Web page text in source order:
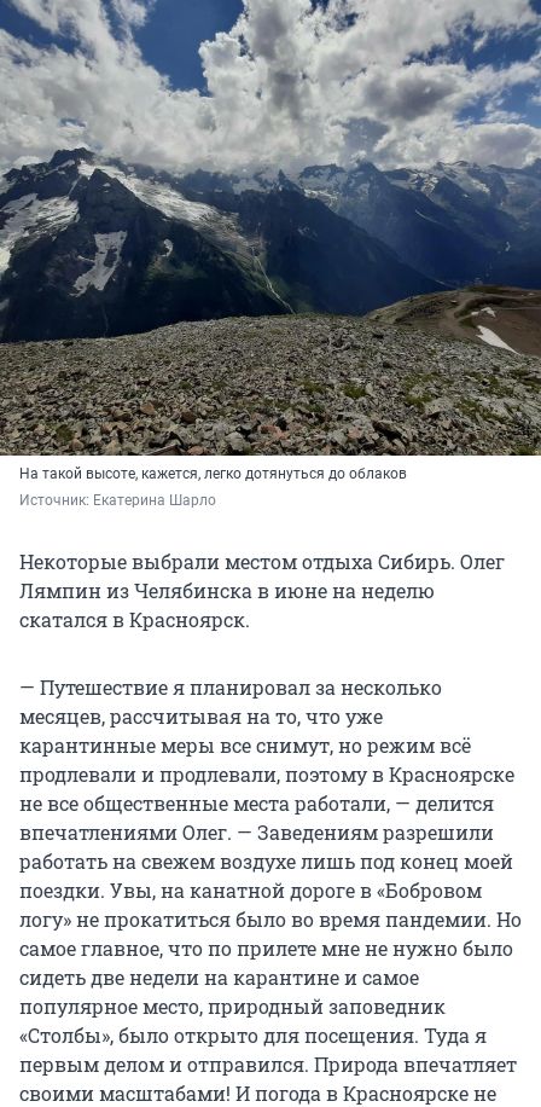
На такой высоте, кажется, легко дотянуться до облаков
Источник: Екатерина Шарло
Некоторые выбрали местом отдыха Сибирь. Олег
Лямпин из Челябинска в июне на неделю
скатался в Красноярск.
— Путешествие я планировал за несколько
месяцев, рассчитывая на то, что уже
карантинные меры все снимут, но режим всё
продлевали и продлевали, поэтому в Красноярске
не все общественные места работали, — делится
впечатлениями Олег. — Заведениям разрешили
работать на свежем воздухе лишь под конец моей
поездки. Увы, на канатной дороге в «Бобровом
логу» не прокатиться было во время пандемии. Но
самое главное, что по прилете мне не нужно было
сидеть две недели на карантине и самое
популярное место, природный заповедник
«Столбы», было открыто для посещения. Туда я
первым делом и отправился. Природа впечатляет
своими масштабами! И погода в Красноярске не